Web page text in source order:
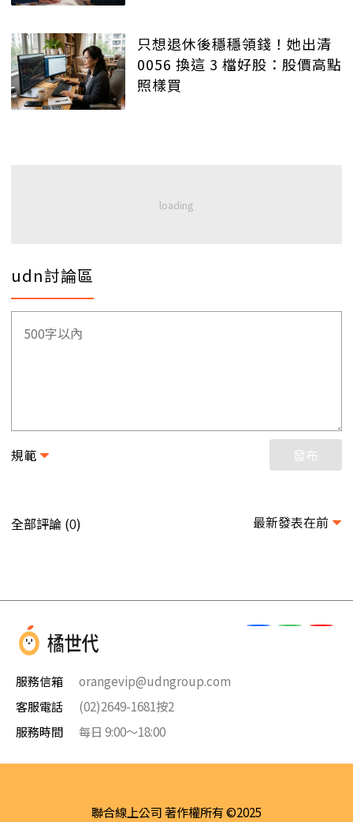
只想退休後穩穩領錢！她出清
0056 換這 3 檔好股：股價高點
照樣買
udn討論區
規範 發布
全部評論 (0) 最新發表在前
服務信箱
orangevip@udngroup.com
客服電話
(02)2649-1681按2
服務時間
每日 9:00～18:00
聯合線上公司 著作權所有 ©2025